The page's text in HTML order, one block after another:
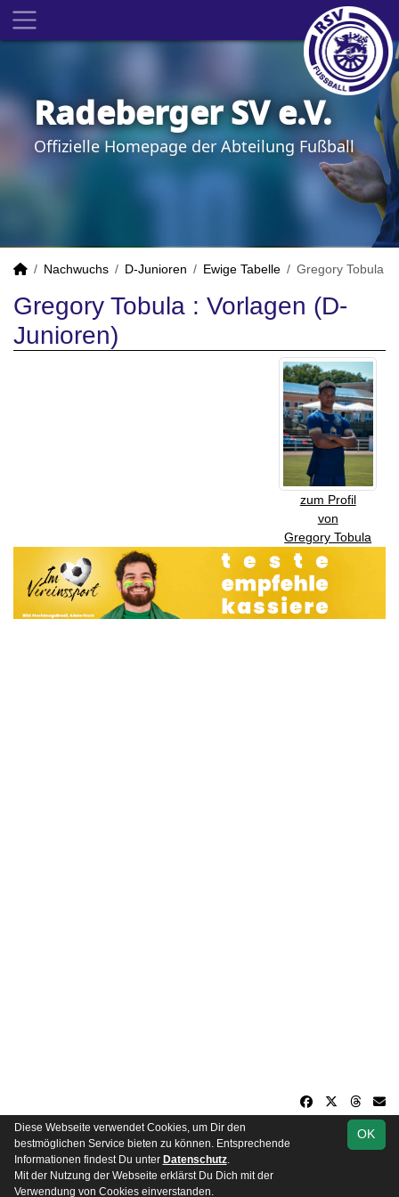
Radeberger SV e.V.
Offizielle Homepage der Abteilung Fußball
Nachwuchs D-Junioren Ewige Tabelle Gregory Tobula
Gregory Tobula : Vorlagen (D-
Junioren)
zum Profil
von
Gregory Tobula
soccero.de
© 2006 - 2026
Besucherstatistik Impressum Datenschutz
OK
Diese Webseite verwendet Cookies, um Dir den
bestmöglichen Service bieten zu können. Entsprechende
Informationen findest Du unter Datenschutz.
Mit der Nutzung der Webseite erklärst Du Dich mit der
Verwendung von Cookies einverstanden.